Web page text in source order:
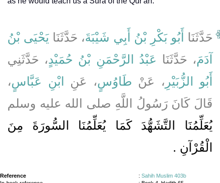
حَدَّثَنَا أَبُو بَكْرِ بْنُ أَبِي شَيْبَةَ، حَدَّثَنَا يَحْيَى بْنُ
آدَمَ، حَدَّثَنَا عَبْدُ الرَّحْمَنِ بْنُ حُمَيْدٍ، حَدَّثَنِي
أَبُو الزُّبَيْرِ ، عَنْ طَاوُسٍ، عَنِ ابْنِ عَبَّاسٍ،
قَالَ كَانَ رَسُولُ اللَّهِ صلى الله عليه وسلم
يُعَلِّمُنَا التَّشَهُّدَ كَمَا يُعَلِّمُنَا السُّورَةَ مِنَ
الْقُرْآنِ ‏.‏
Reference : Sahih Muslim 403b